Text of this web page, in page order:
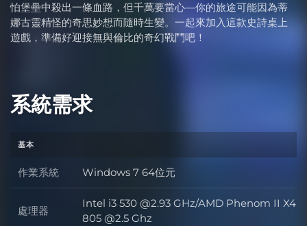
怕堡壘中殺出一條血路，但千萬要當心—你的旅途可能因為蒂
娜古靈精怪的奇思妙想而隨時生變。一起來加入這款史詩桌上
遊戲，準備好迎接無與倫比的奇幻戰鬥吧！
系統需求
基本
作業系統 作業系統
Windows 7 64位元
處理器 處理器
Intel i3 530 @2.93 GHz/AMD Phenom II X4
805 @2.5 Ghz